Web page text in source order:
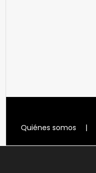
Quiénes somos |